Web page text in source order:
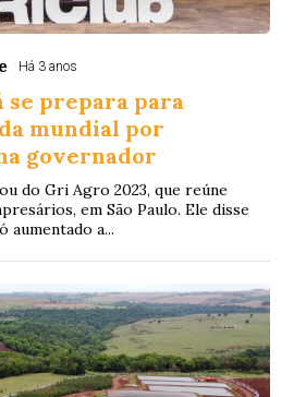
Há 3 anos
se prepara para
mundial por
governador
do Gri Agro 2023, que reúne
em São Paulo. Ele disse
aumentado a...